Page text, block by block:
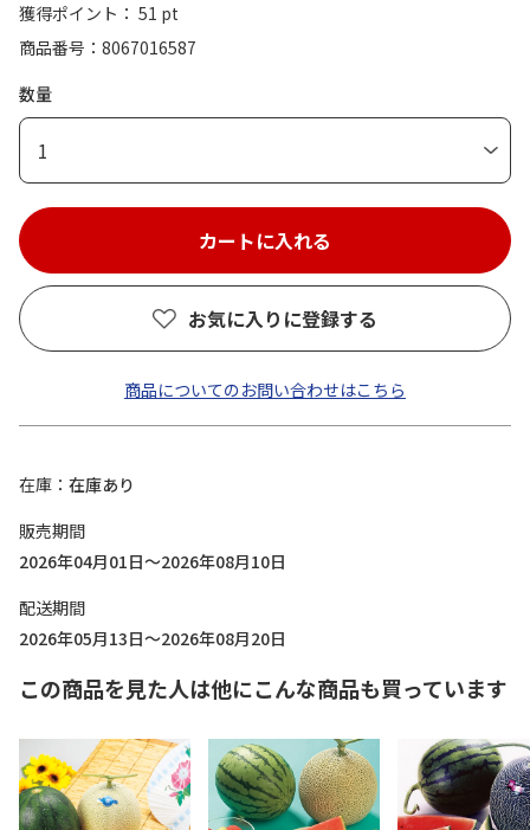
獲得ポイント： 51 pt
商品番号
8067016587
数量
1
お気に入りに登録する
商品についてのお問い合わせはこちら
在庫
在庫あり
販売期間
2026年04月01日～2026年08月10日
配送期間
2026年05月13日～2026年08月20日
この商品を見た人は他にこんな商品も買っています